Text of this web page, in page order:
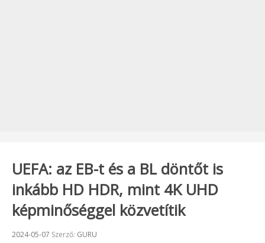
UEFA: az EB-t és a BL döntőt is
inkább HD HDR, mint 4K UHD
képminőséggel közvetítik
Beküldve:
2024-05-07 Szerző: GURU